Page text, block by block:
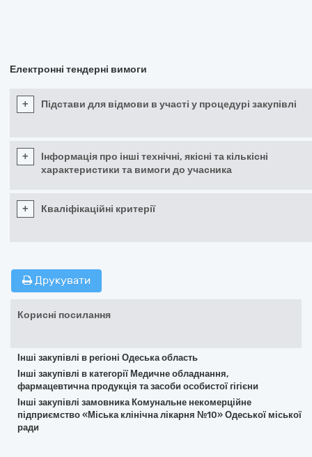
Електронні тендерні вимоги
+ Підстави для відмови в участі у процедурі закупівлі
+
Інформація про інші технічні, якісні та кількісні
характеристики та вимоги до учасника
+ Кваліфікаційні критерії
Друкувати
Корисні посилання
Інші закупівлі в регіоні Одеська область
Інші закупівлі в категорії Медичне обладнання,
фармацевтична продукція та засоби особистої гігієни
Інші закупівлі замовника Комунальне некомерційне
підприємство «Міська клінічна лікарня №10» Одеської міської
ради